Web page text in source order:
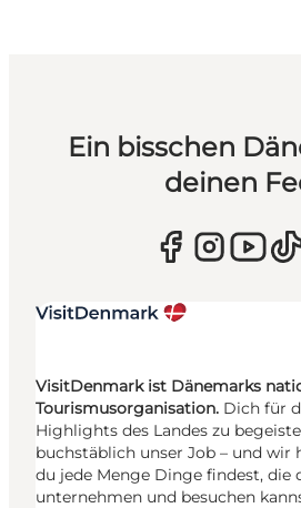
Ein bisschen
deinen
VisitDenmark ist Dänemarks
Tourismusorganisation. Dich für
Highlights des Landes zu
buchstäblich unser Job – und wir
du jede Menge Dinge findest, die
unternehmen und besuchen